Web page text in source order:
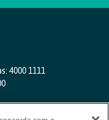
4000 1111